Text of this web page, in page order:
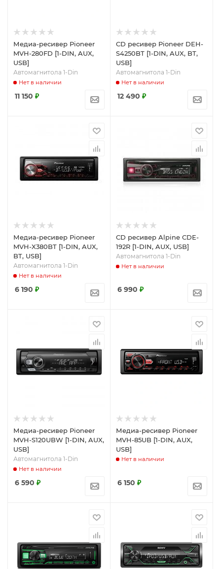
Медиа-ресивер Pioneer
MVH-280FD [1-DIN, AUX,
USB]
Автомагнитола 1-Din
Нет в наличии
11 150 ₽
CD ресивер Pioneer DEH-
S4250BT [1-DIN, AUX, BT,
USB]
Автомагнитола 1-Din
Нет в наличии
12 490 ₽
Медиа-ресивер Pioneer
MVH-X380BT [1-DIN, AUX,
BT, USB]
Автомагнитола 1-Din
Нет в наличии
6 190 ₽
CD ресивер Alpine CDE-
192R [1-DIN, AUX, USB]
Автомагнитола 1-Din
Нет в наличии
6 990 ₽
Медиа-ресивер Pioneer
MVH-S120UBW [1-DIN, AUX,
USB]
Автомагнитола 1-Din
Нет в наличии
6 590 ₽
Медиа-ресивер Pioneer
MVH-85UB [1-DIN, AUX,
USB]
Нет в наличии
6 150 ₽